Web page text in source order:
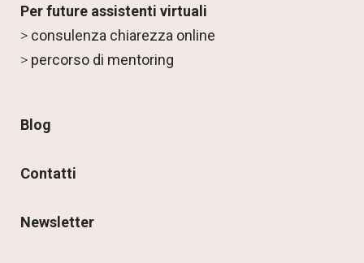
Per future assistenti virtuali
> consulenza chiarezza online
> percorso di mentoring
Blog
Contatti
Newsletter